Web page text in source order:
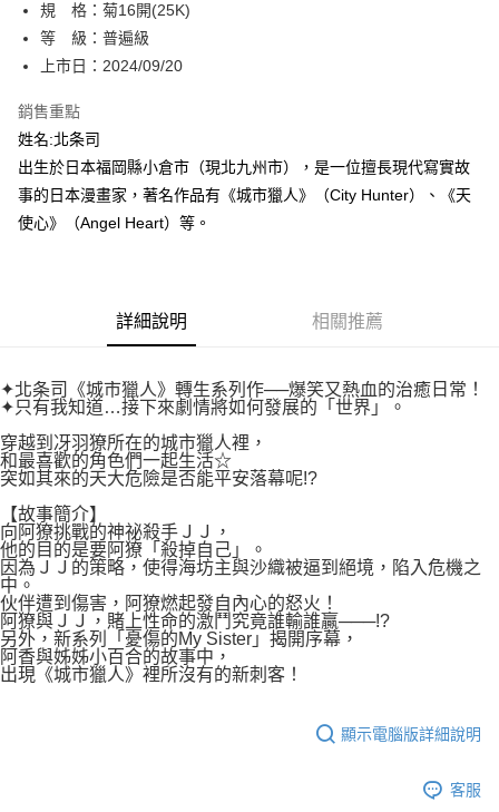
１．於結帳方式選擇「AFTEE先享後付」後，將跳轉至「AFTEE先享後付」
結帳頁面，進行簡訊認證並確認金額後，即可完成結帳。
２．訂單成立數日內，您將收到繳費通知簡訊。
３．收到繳費通知簡訊後14天內，點擊此簡訊中的連結，可透過四大超商／
※ 請注意：結帳手續完成當下不需立刻繳費，但若您需要取消訂單，請聯絡
購買商品的店家。未經商家同意取消之訂單仍視為有效，需透過AFTEE先享
後付繳納相關費用。
※ 交易是否成功請以「AFTEE先享後付 」之結帳頁面顯示為準，若有關於
是否繳費成功／繳費後需取消欲退款等相關疑問，請聯繫「AFTEE先享後付
權轉讓予恩沛科技股份有限公司。
２．關於個人資料處理事宜，請瀏覽以下網址：
https://aftee.tw/terms/#terms3
「AFTEE先享後付」，若未經同意申辦者引起之損失，本公司不負相關責
任。
４．使用「AFTEE先享後付」時，將依據個別帳號之用戶狀況，依本公司即
時審查核予不同之上限額度；若仍有額度不足之情形，本公司將視審查結果
請求用戶進行身份認證。
５．嚴禁一人註冊多個帳號或使用他人資訊註冊。若發現惡意使用之情形，
恩沛科技股份有限公司將有權停止該用戶之使用額度並採取法律行動。
付款後全家取貨
每筆NT$80，滿NT$500(含以上)免運費
每筆NT$80，滿NT$500(含以上)免運費
付款後萊爾富取貨
每筆NT$80，滿NT$500(含以上)免運費
付款後7-11取貨
每筆NT$80，滿NT$500(含以上)免運費
宅配
每筆NT$100，滿NT$800(含以上)免運費
國家/地區配送
規 格：菊16開(25K)
等 級：普遍級
上市日：2024/09/20
銷售重點
姓名:北条司
出生於日本福岡縣小倉市（現北九州市），是一位擅長現代寫實故
事的日本漫畫家，著名作品有《城市獵人》（City Hunter）、《天
使心》（Angel Heart）等。
詳細說明 相關推薦
✦北条司《城市獵人》轉生系列作──爆笑又熱血的治癒日常！
✦只有我知道…接下來劇情將如何發展的「世界」。
穿越到冴羽獠所在的城市獵人裡，
和最喜歡的角色們一起生活☆
突如其來的天大危險是否能平安落幕呢!?
【故事簡介】
向阿獠挑戰的神祕殺手ＪＪ，
他的目的是要阿獠「殺掉自己」。
因為ＪＪ的策略，使得海坊主與沙織被逼到絕境，陷入危機之
中。
伙伴遭到傷害，阿獠燃起發自內心的怒火！
阿獠與ＪＪ，賭上性命的激鬥究竟誰輸誰贏───!?
另外，新系列「憂傷的My Sister」揭開序幕，
阿香與姊姊小百合的故事中，
出現《城市獵人》裡所沒有的新刺客！
顯示電腦版詳細說明
客服